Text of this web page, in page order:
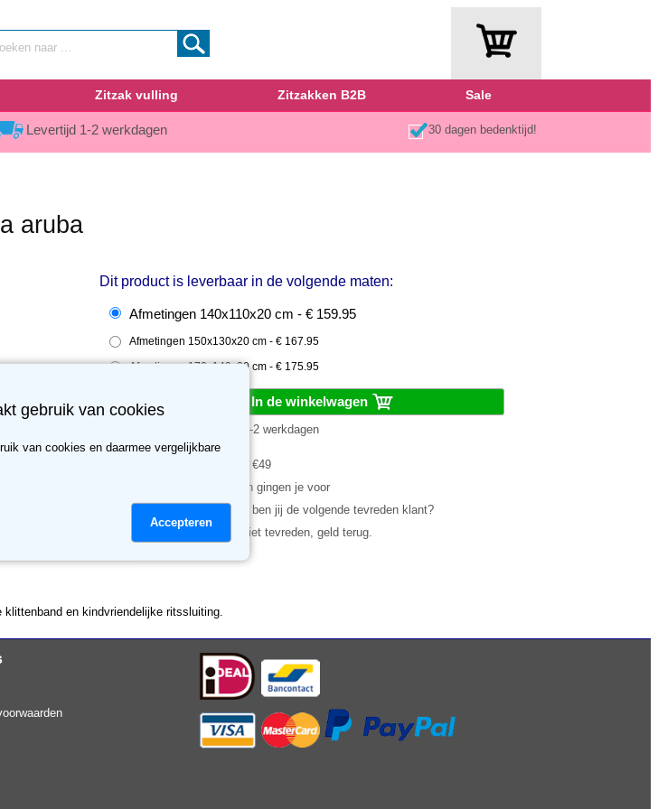
Zitzak vulling Zitzakken B2B Sale
Levertijd 1-2 werkdagen 30 dagen bedenktijd!
aruba
Dit product is leverbaar in de volgende maten:
Afmetingen 140x110x20 cm - € 159.95
Afmetingen 150x130x20 cm - € 167.95
Afmetingen 170x140x20 cm - € 175.95
In de winkelwagen
Op voorraad. Levertijd 1-2 werkdagen
Gratis verzending vanaf €49
Meer dan 70.000 klanten gingen je voor
Meer dan 3500 reviews, ben jij de volgende tevreden klant?
30 dagen retour recht, niet tevreden, geld terug.
en kindvriendelijke ritssluiting.
gebruik van cookies
van cookies en daarmee vergelijkbare
Accepteren